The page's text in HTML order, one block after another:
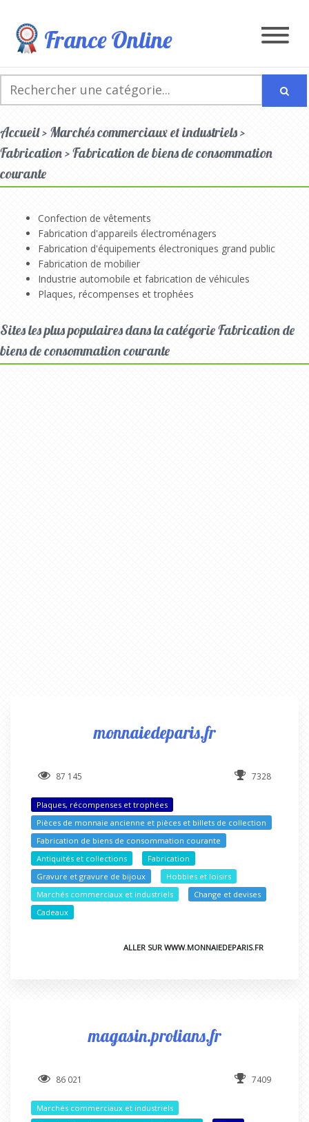
France Online
Accueil > Marchés commerciaux et industriels >
Fabrication > Fabrication de biens de consommation
courante
Confection de vêtements
Fabrication d'appareils électroménagers
Fabrication d'équipements électroniques grand public
Fabrication de mobilier
Industrie automobile et fabrication de véhicules
Plaques, récompenses et trophées
Sites les plus populaires dans la catégorie Fabrication de
biens de consommation courante
monnaiedeparis.fr
87 145 7328
Plaques, récompenses et trophées
Pièces de monnaie ancienne et pièces et billets de collection
Fabrication de biens de consommation courante
Antiquités et collections
Fabrication
Gravure et gravure de bijoux
Hobbies et loisirs
Marchés commerciaux et industriels
Change et devises
Cadeaux
ALLER SUR WWW.MONNAIEDEPARIS.FR
magasin.prolians.fr
86 021 7409
Marchés commerciaux et industriels